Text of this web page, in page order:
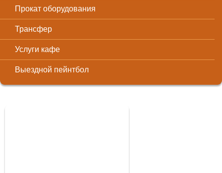
Прокат оборудования
Трансфер
Услуги кафе
Выездной пейнтбол